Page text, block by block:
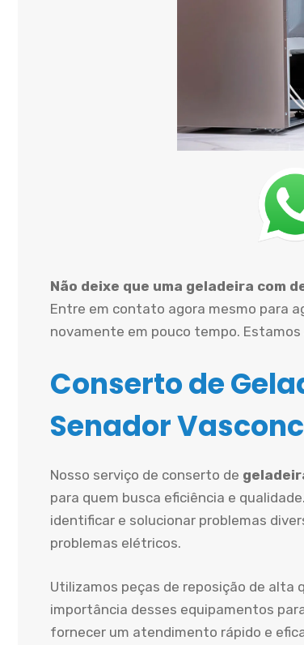
Não deixe que uma geladeira com
Entre em contato agora mesmo para
novamente em pouco tempo.
Conserto de
Senador
Nosso serviço de conserto de
para quem busca eficiência e
identificar e solucionar problemas
problemas elétricos.
Utilizamos peças de reposição de alta
importância desses equipamentos
fornecer um atendimento rápido e